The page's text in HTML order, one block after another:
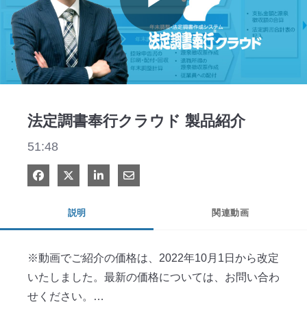
Play
法定調書奉行クラウド 製品紹介
51:48
Facebook で共有
Xで共有する
LinkedIn で共有
電子メールで共有
説明 関連動画
※動画でご紹介の価格は、2022年10月1日から改定
いたしました。最新の価格については、お問い合わ
せください。